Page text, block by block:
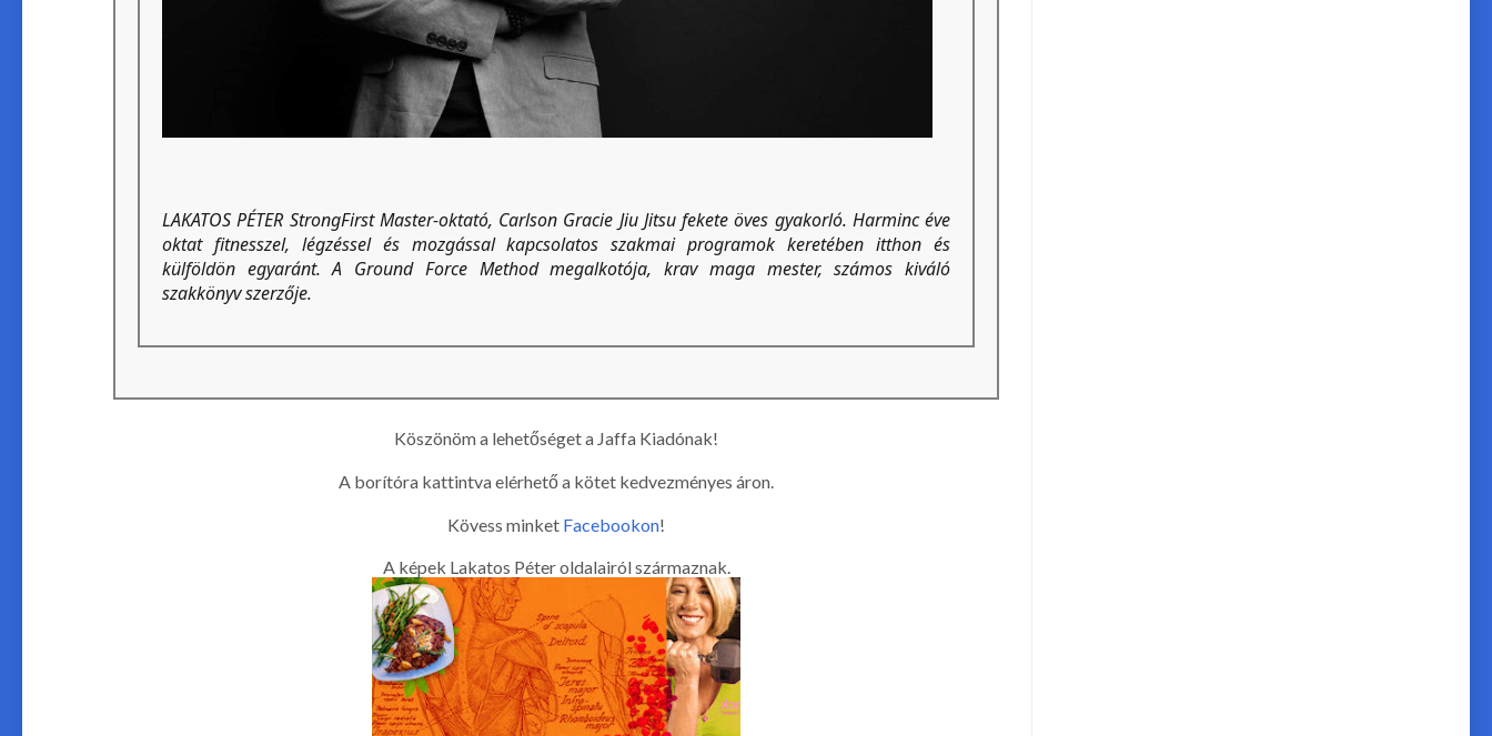
LAKATOS PÉTER StrongFirst Master-oktató, Carlson Gracie Jiu Jitsu fekete öves gyakorló. Harminc éve
oktat fitnesszel, légzéssel és mozgással kapcsolatos szakmai programok keretében itthon és
külföldön egyaránt. A Ground Force Method megalkotója, krav maga mester, számos kiváló
szakkönyv szerzője.
Köszönöm a lehetőséget a Jaffa Kiadónak!
A borítóra kattintva elérhető a kötet kedvezményes áron.
Kövess minket Facebookon!
A képek Lakatos Péter oldalairól származnak.